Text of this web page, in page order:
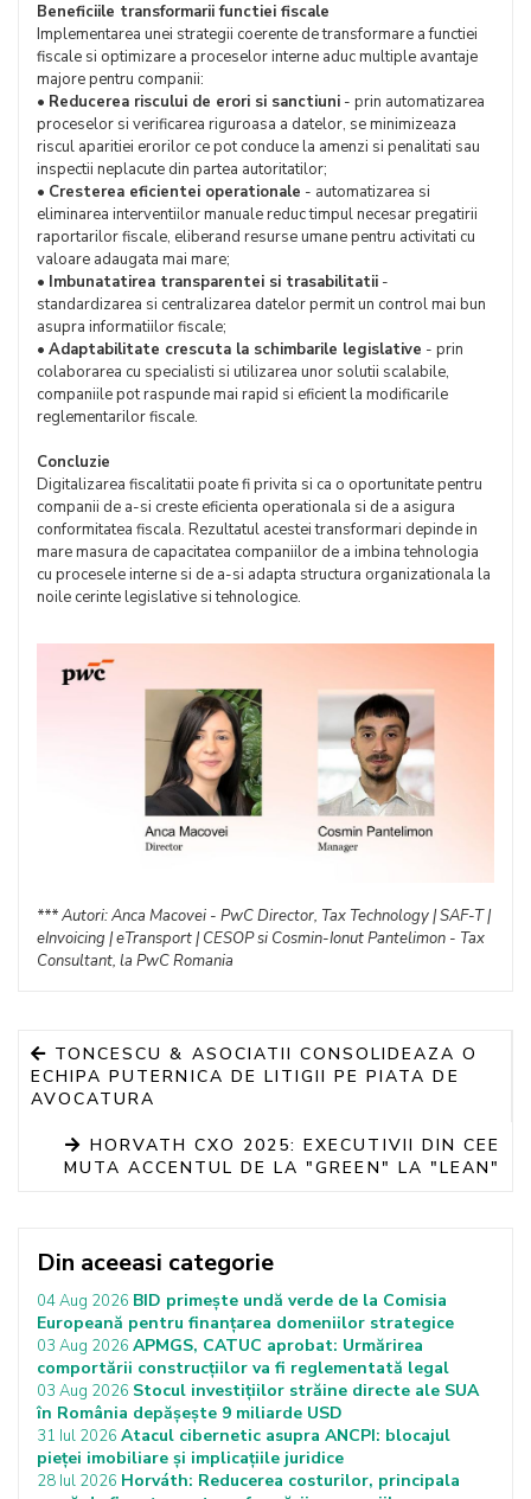
Beneficiile transformarii functiei fiscale
Implementarea unei strategii coerente de transformare a functiei
fiscale si optimizare a proceselor interne aduc multiple avantaje
majore pentru companii:
• Reducerea riscului de erori si sanctiuni - prin automatizarea
proceselor si verificarea riguroasa a datelor, se minimizeaza
riscul aparitiei erorilor ce pot conduce la amenzi si penalitati sau
inspectii neplacute din partea autoritatilor;
• Cresterea eficientei operationale - automatizarea si
eliminarea interventiilor manuale reduc timpul necesar pregatirii
raportarilor fiscale, eliberand resurse umane pentru activitati cu
valoare adaugata mai mare;
• Imbunatatirea transparentei si trasabilitatii -
standardizarea si centralizarea datelor permit un control mai bun
asupra informatiilor fiscale;
• Adaptabilitate crescuta la schimbarile legislative - prin
colaborarea cu specialisti si utilizarea unor solutii scalabile,
companiile pot raspunde mai rapid si eficient la modificarile
reglementarilor fiscale.
Concluzie
Digitalizarea fiscalitatii poate fi privita si ca o oportunitate pentru
companii de a-si creste eficienta operationala si de a asigura
conformitatea fiscala. Rezultatul acestei transformari depinde in
mare masura de capacitatea companiilor de a imbina tehnologia
cu procesele interne si de a-si adapta structura organizationala la
noile cerinte legislative si tehnologice.
*** Autori: Anca Macovei - PwC Director, Tax Technology | SAF-T |
eInvoicing | eTransport | CESOP si Cosmin-Ionut Pantelimon - Tax
Consultant, la PwC Romania
TONCESCU & ASOCIATII CONSOLIDEAZA O
ECHIPA PUTERNICA DE LITIGII PE PIATA DE
AVOCATURA
HORVATH CXO 2025: EXECUTIVII DIN CEE
MUTA ACCENTUL DE LA "GREEN" LA "LEAN"
Din aceeasi categorie
04 Aug 2026 BID primește undă verde de la Comisia
Europeană pentru finanțarea domeniilor strategice
03 Aug 2026 APMGS, CATUC aprobat: Urmărirea
comportării construcțiilor va fi reglementată legal
03 Aug 2026 Stocul investițiilor străine directe ale SUA
în România depășește 9 miliarde USD
31 Iul 2026 Atacul cibernetic asupra ANCPI: blocajul
pieței imobiliare și implicațiile juridice
28 Iul 2026 Horváth: Reducerea costurilor, principala